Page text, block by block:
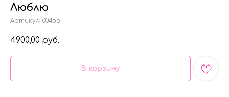
Люблю
Артикул: 00455
4900,00 руб.
В корзину